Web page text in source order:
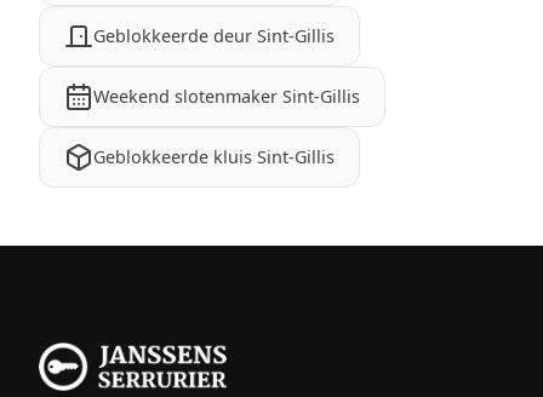
Geblokkeerde deur Sint-Gillis
Weekend slotenmaker Sint-Gillis
Geblokkeerde kluis Sint-Gillis